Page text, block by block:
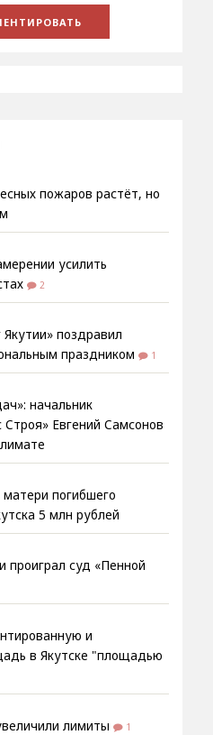
пожаров растёт, но
усилить
2
поздравил
праздником
1
начальник
Евгений Самсонов
погибшего
5 млн рублей
суд «Пенной
и
в Якутске "площадью
лимиты 1